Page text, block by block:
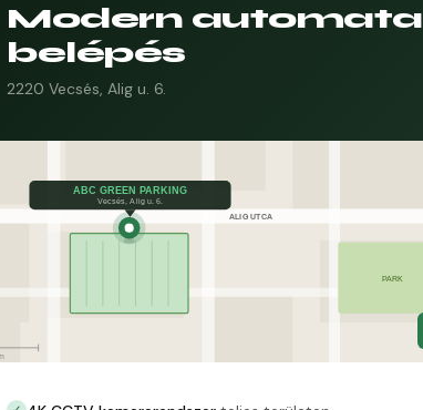
Modern automata
belépés
2220 Vecsés, Alig u. 6.